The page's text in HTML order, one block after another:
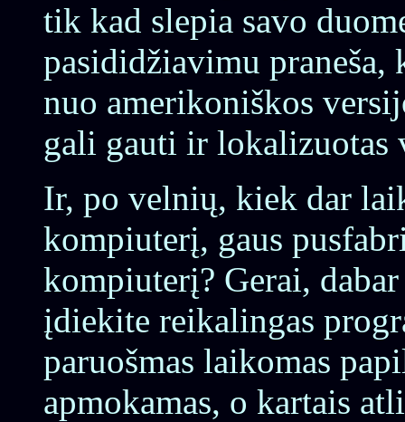
tik kad slepia savo
pasididžiavimu praneša,
nuo amerikoniškos
gali gauti ir lokalizuotas
Ir, po velnių, kiek dar
kompiuterį, gaus
kompiuterį? Gerai,
įdiekite reikalingas
paruošmas laikomas
apmokamas, o kartais